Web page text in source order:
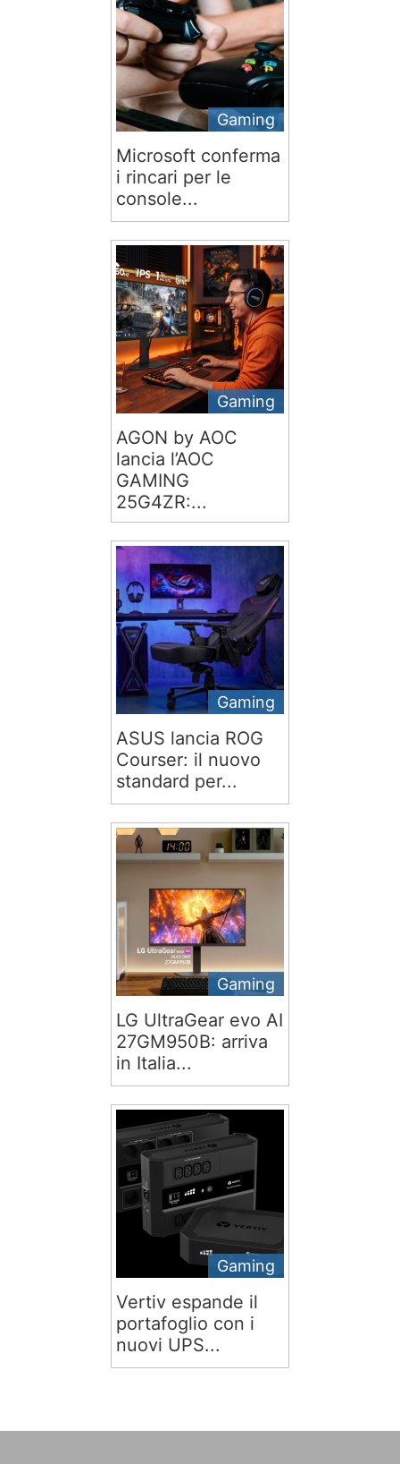
Gaming
Microsoft conferma
i rincari per le
console...
Gaming
AGON by AOC
lancia l’AOC
GAMING
25G4ZR:...
Gaming
ASUS lancia ROG
Courser: il nuovo
standard per...
Gaming
LG UltraGear evo AI
27GM950B: arriva
in Italia...
Gaming
Vertiv espande il
portafoglio con i
nuovi UPS...